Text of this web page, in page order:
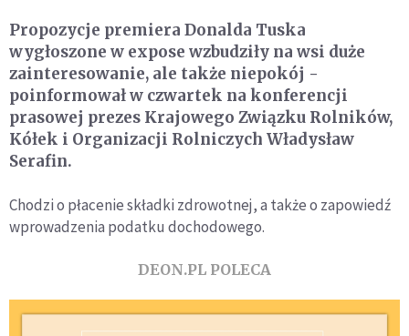
Propozycje premiera Donalda Tuska
wygłoszone w expose wzbudziły na wsi duże
zainteresowanie, ale także niepokój -
poinformował w czwartek na konferencji
prasowej prezes Krajowego Związku Rolników,
Kółek i Organizacji Rolniczych Władysław
Serafin.
Chodzi o płacenie składki zdrowotnej, a także o zapowiedź
wprowadzenia podatku dochodowego.
DEON.PL POLECA